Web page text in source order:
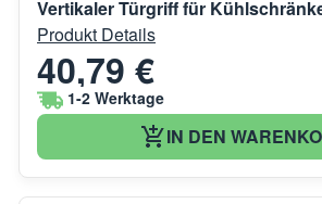
Vertikaler Türgriff für
Produkt Details
40,79 €
1-2 Werktage
IN DEN